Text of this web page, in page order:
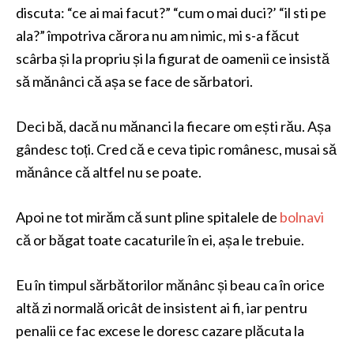
discuta: “ce ai mai facut?” “cum o mai duci?’ “il sti pe
ala?” împotriva cărora nu am nimic, mi s-a făcut
scârba și la propriu și la figurat de oamenii ce insistă
să mănânci că așa se face de sărbatori.
Deci bă, dacă nu mănanci la fiecare om ești rău. Așa
gândesc toți. Cred că e ceva tipic românesc, musai să
mănânce că altfel nu se poate.
Apoi ne tot mirăm că sunt pline spitalele de bolnavi
că or băgat toate cacaturile în ei, așa le trebuie.
Eu în timpul sărbătorilor mănânc și beau ca în orice
altă zi normală oricât de insistent ai fi, iar pentru
penalii ce fac excese le doresc cazare plăcuta la